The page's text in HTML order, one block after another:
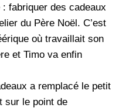
fabriquer des cadeaux
du Père Noël. C’est
où travaillait son
et Timo va enfin
a remplacé le petit
sur le point de